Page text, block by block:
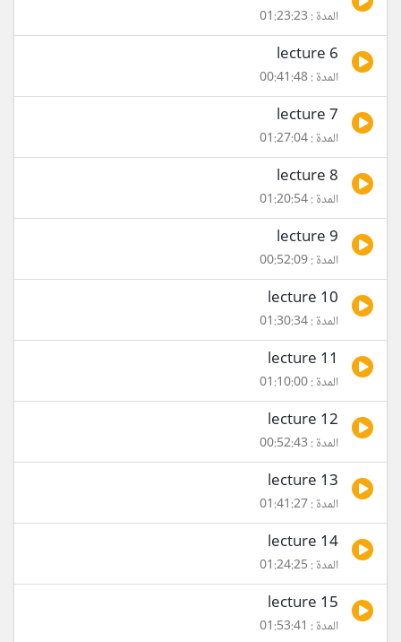
المدة : 01:23:23
lecture 6
المدة : 00:41:48
lecture 7
المدة : 01:27:04
lecture 8
المدة : 01:20:54
lecture 9
المدة : 00:52:09
lecture 10
المدة : 01:30:34
lecture 11
المدة : 01:10:00
lecture 12
المدة : 00:52:43
lecture 13
المدة : 01:41:27
lecture 14
المدة : 01:24:25
lecture 15
المدة : 01:53:41